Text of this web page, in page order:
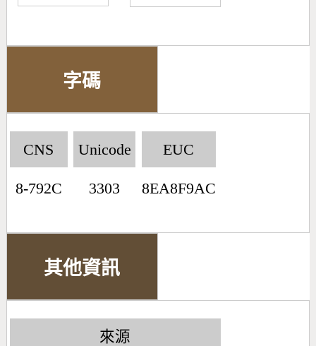
字碼
CNS
8-792C
Unicode
3303
EUC
8EA8F9AC
其他資訊
來源